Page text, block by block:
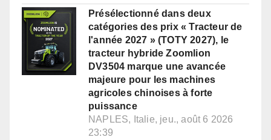
Présélectionné dans deux
catégories des prix « Tracteur de
l'année 2027 » (TOTY 2027), le
tracteur hybride Zoomlion
DV3504 marque une avancée
majeure pour les machines
agricoles chinoises à forte
puissance
NAPLES, Italie, jeu., août 6 2026
23:39